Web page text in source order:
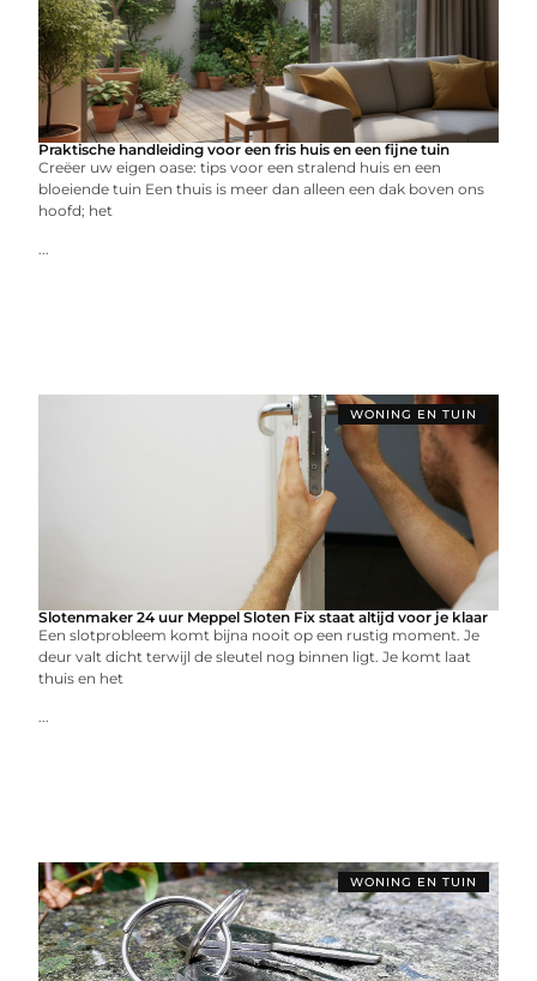
Praktische handleiding voor een fris huis en een fijne tuin
Creëer uw eigen oase: tips voor een stralend huis en een
bloeiende tuin Een thuis is meer dan alleen een dak boven ons
hoofd; het
...
WONING EN TUIN
Slotenmaker 24 uur Meppel Sloten Fix staat altijd voor je klaar
Een slotprobleem komt bijna nooit op een rustig moment. Je
deur valt dicht terwijl de sleutel nog binnen ligt. Je komt laat
thuis en het
...
WONING EN TUIN